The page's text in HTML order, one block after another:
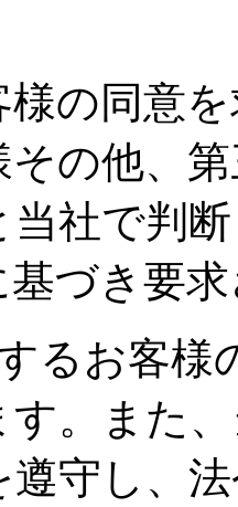
様の同意
その他、
社で判
基づき要
るお客様
。また
遵守し、